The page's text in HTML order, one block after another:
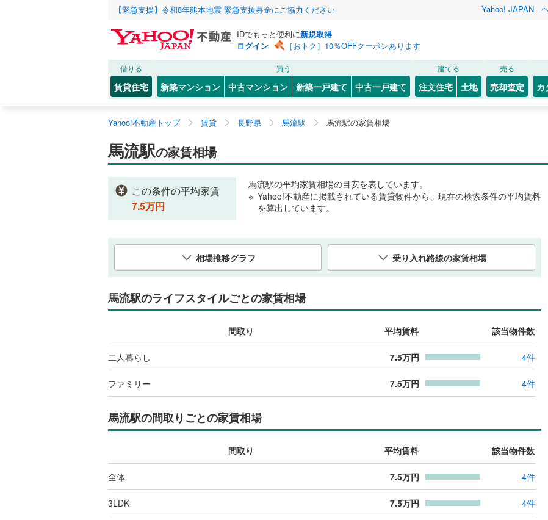
【緊急支援】令和8年熊本地震 緊急支援募金にご協力ください Yahoo! JAPAN
IDでもっと便利に新規取得
ログイン
［おトク］10％OFFクーポンあります
借りる
賃貸住宅
買う
新築マンション 中古マンション 新築一戸建て 中古一戸建て
建てる
注文住宅 土地
売る
売却査定 カ
Yahoo!不動産トップ 賃貸 長野県 馬流駅 馬流駅の家賃相場
馬流駅の家賃相場
この条件の平均家賃
7.5万円
馬流駅の平均家賃相場の目安を表しています。
Yahoo!不動産に掲載されている賃貸物件から、現在の検索条件の平均賃料
を算出しています。
相場推移グラフ 乗り入れ路線の家賃相場
馬流駅のライフスタイルごとの家賃相場
間取り 平均賃料 該当物件数
二人暮らし 7.5万円 4件
ファミリー 7.5万円 4件
馬流駅の間取りごとの家賃相場
間取り 平均賃料 該当物件数
全体 7.5万円 4件
3LDK 7.5万円 4件